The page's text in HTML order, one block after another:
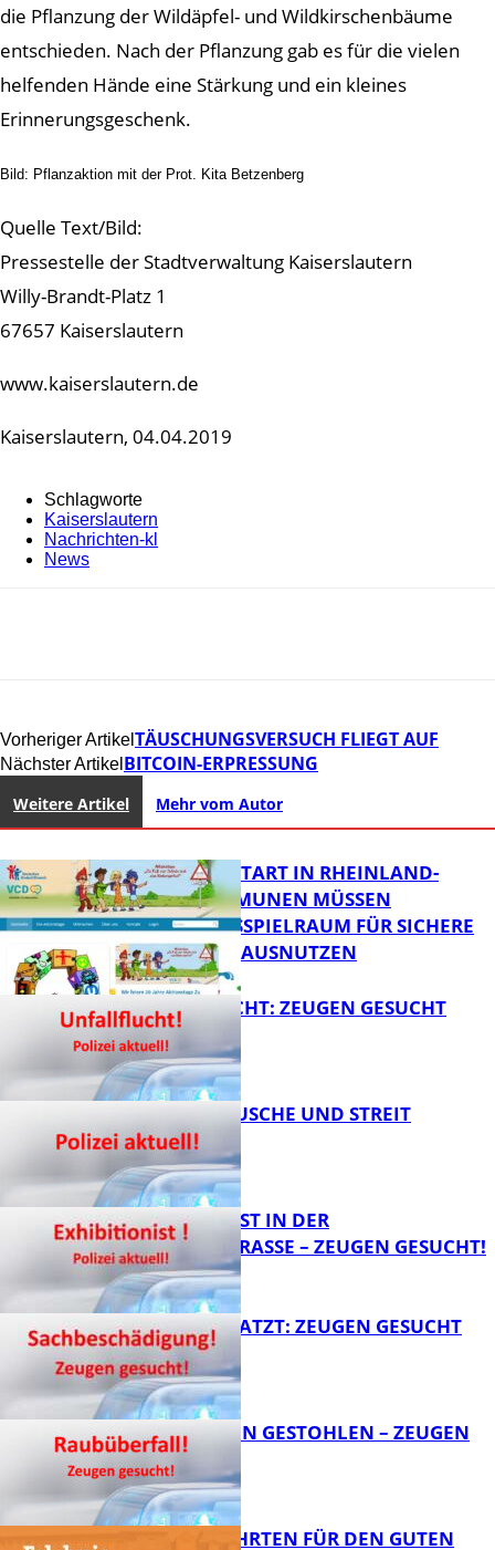
die Pflanzung der Wildäpfel- und Wildkirschenbäume
entschieden. Nach der Pflanzung gab es für die vielen
helfenden Hände eine Stärkung und ein kleines
Erinnerungsgeschenk.
Bild: Pflanzaktion mit der Prot. Kita Betzenberg
Quelle Text/Bild:
Pressestelle der Stadtverwaltung Kaiserslautern
Willy-Brandt-Platz 1
67657 Kaiserslautern
www.kaiserslautern.de
Kaiserslautern, 04.04.2019
Schlagworte
Kaiserslautern
Nachrichten-kl
News
Vorheriger Artikel TÄUSCHUNGSVERSUCH FLIEGT AUF
Nächster Artikel BITCOIN-ERPRESSUNG
Weitere Artikel Mehr vom Autor
ZUM SCHULSTART IN RHEINLAND-
PFALZ: KOMMUNEN MÜSSEN
HANDLUNGSSPIELRAUM FÜR SICHERE
SCHULWEGE AUSNUTZEN
UNFALLFLUCHT: ZEUGEN GESUCHT
KNALLGERÄUSCHE UND STREIT
EXHIBITIONIST IN DER
VELMANNSTRASSE – ZEUGEN GESUCHT!
AUTO ZERKRATZT: ZEUGEN GESUCHT
TEURE KETTEN GESTOHLEN – ZEUGEN
GESUCHT!
SPENDENFAHRTEN FÜR DEN GUTEN